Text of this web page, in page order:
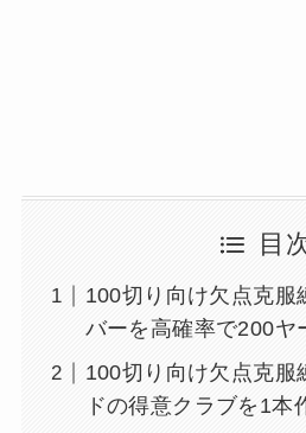
目
100切り向け欠点克服
バーを高確率で200ヤ
100切り向け欠点克服
ドの得意クラブを1本